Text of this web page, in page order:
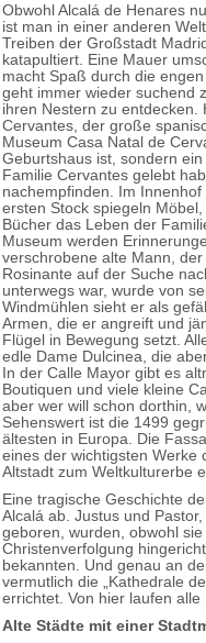
Obwohl Alcalá de Henares
ist man in einer anderen
Treiben der Großstadt
katapultiert. Eine Mauer
macht Spaß durch die
geht immer wieder suchend
ihren Nestern zu entdecken.
Cervantes, der große
Museum Casa Natal de
Geburtshaus ist, sondern
Familie Cervantes gelebt
nachempfinden. Im
ersten Stock spiegeln
Bücher das Leben der
Museum werden
verschrobene alte Mann,
Rosinante auf der Suche
unterwegs war, wurde von
Windmühlen sieht er als
Armen, die er angreift und
Flügel in Bewegung setzt.
edle Dame Dulcinea, die
In der Calle Mayor gibt es
Boutiquen und viele kleine
aber wer will schon dorthin,
Sehenswert ist die 1499
ältesten in Europa. Die
eines der wichtigsten Werke
Altstadt zum Weltkulturerbe
Eine tragische Geschichte
Alcalá ab. Justus und
geboren, wurden, obwohl
Christenverfolgung
bekannten. Und genau an
vermutlich die „Kathedrale
errichtet. Von hier laufen
Alte Städte mit einer